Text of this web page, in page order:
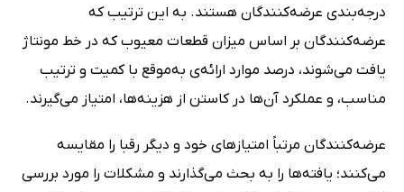
درجه‌بندى عرضه‌کنندگان هستند. به این ترتیب که
عرضه‌کنندگان بر اساس میزان قطعات معیوب که در خط مونتاژ
یافت مى‌شوند، درصد موارد ارائه‌ی به‌موقع با کمیت و ترتیب
مناسب، و عملکرد آن‌ها در کاستن از هزینه‌ها، امتیاز مى‌گیرند.
عرضه‌کنندگان مرتباً امتیازهاى خود و دیگر رقبا را مقایسه
مى‌کنند؛ یافته‌ها را به بحث مى‌گذارند و مشکلات را مورد بررسى